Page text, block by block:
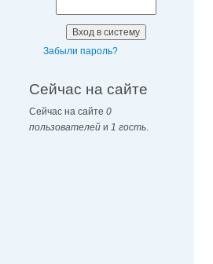
Забыли пароль?
Сейчас на сайте
Сейчас на сайте 0
пользователей и 1 гость